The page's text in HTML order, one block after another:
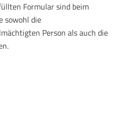
Formular sind beim
sowohl die
Person als auch die